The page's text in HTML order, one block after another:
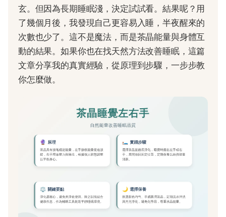
玄。但因為長期睡眠淺，決定試試看。結果呢？用
了幾個月後，我發現自己更容易入睡，半夜醒來的
次數也少了。這不是魔法，而是茶晶能量與身體互
動的結果。如果你也在找天然方法改善睡眠，這篇
文章分享我的真實經驗，從原理到步驟，一步步教
你怎麼做。